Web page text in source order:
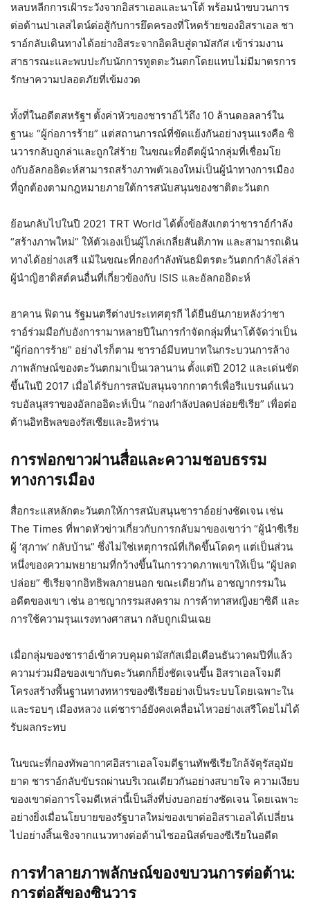
หลบหลีกการเฝ้าระวังจากอิสราเอลและนาโต้ พร้อมนำขบวนการ
ต่อต้านปาเลสไตน์ต่อสู้กับการยึดครองที่โหดร้ายของอิสราเอล ชา
ราอ์กลับเดินทางได้อย่างอิสระจากอิดลิบสู่ดามัสกัส เข้าร่วมงาน
สาธารณะและพบปะกับนักการทูตตะวันตกโดยแทบไม่มีมาตรการ
รักษาความปลอดภัยที่เข้มงวด
ทั้งที่ในอดีตสหรัฐฯ ตั้งค่าหัวของชาราอ์ไว้ถึง 10 ล้านดอลลาร์ใน
ฐานะ “ผู้ก่อการร้าย” แต่สถานการณ์ที่ขัดแย้งกันอย่างรุนแรงคือ ซิ
นวารกลับถูกล่าและถูกใส่ร้าย ในขณะที่อดีตผู้นำกลุ่มที่เชื่อมโย
งกับอัลกออิดะห์สามารถสร้างภาพตัวเองใหม่เป็นผู้นำทางการเมือง
ที่ถูกต้องตามกฎหมายภายใต้การสนับสนุนของชาติตะวันตก
ย้อนกลับไปในปี 2021 TRT World ได้ตั้งข้อสังเกตว่าชาราอ์กำลัง
“สร้างภาพใหม่” ให้ตัวเองเป็นผู้ไกล่เกลี่ยสันติภาพ และสามารถเดิน
ทางได้อย่างเสรี แม้ในขณะที่กองกำลังพันธมิตรตะวันตกกำลังไล่ล่า
ผู้นำญิฮาดิสต์คนอื่นที่เกี่ยวข้องกับ ISIS และอัลกออิดะห์
ฮาคาน ฟิดาน รัฐมนตรีต่างประเทศตุรกี ได้ยืนยันภายหลังว่าชา
ราอ์ร่วมมือกับอังการามาหลายปีในการกำจัดกลุ่มที่นาโต้จัดว่าเป็น
“ผู้ก่อการร้าย” อย่างไรก็ตาม ชาราอ์มีบทบาทในกระบวนการล้าง
ภาพลักษณ์ของตะวันตกมาเป็นเวลานาน ตั้งแต่ปี 2012 และเด่นชัด
ขึ้นในปี 2017 เมื่อได้รับการสนับสนุนจากกาตาร์เพื่อรีแบรนด์แนว
รบอัลนุสราของอัลกออิดะห์เป็น “กองกำลังปลดปล่อยซีเรีย” เพื่อต่อ
ต้านอิทธิพลของรัสเซียและอิหร่าน
การฟอกขาวผ่านสื่อและความชอบธรรม
ทางการเมือง
สื่อกระแสหลักตะวันตกให้การสนับสนุนชาราอ์อย่างชัดเจน เช่น
The Times ที่พาดหัวข่าวเกี่ยวกับการกลับมาของเขาว่า “ผู้นำซีเรีย
ผู้ ‘สุภาพ’ กลับบ้าน” ซึ่งไม่ใช่เหตุการณ์ที่เกิดขึ้นโดดๆ แต่เป็นส่วน
หนึ่งของความพยายามที่กว้างขึ้นในการวาดภาพเขาให้เป็น “ผู้ปลด
ปล่อย” ซีเรียจากอิทธิพลภายนอก ขณะเดียวกัน อาชญากรรมใน
อดีตของเขา เช่น อาชญากรรมสงคราม การค้าทาสหญิงยาซิดี และ
การใช้ความรุนแรงทางศาสนา กลับถูกเมินเฉย
เมื่อกลุ่มของชาราอ์เข้าควบคุมดามัสกัสเมื่อเดือนธันวาคมปีที่แล้ว
ความร่วมมือของเขากับตะวันตกก็ยิ่งชัดเจนขึ้น อิสราเอลโจมตี
โครงสร้างพื้นฐานทางทหารของซีเรียอย่างเป็นระบบโดยเฉพาะใน
และรอบๆ เมืองหลวง แต่ชาราอ์ยังคงเคลื่อนไหวอย่างเสรีโดยไม่ได้
รับผลกระทบ
ในขณะที่กองทัพอากาศอิสราเอลโจมตีฐานทัพซีเรียใกล้จัตุรัสอุมัย
ยาด ชาราอ์กลับขับรถผ่านบริเวณเดียวกันอย่างสบายใจ ความเงียบ
ของเขาต่อการโจมตีเหล่านี้เป็นสิ่งที่บ่งบอกอย่างชัดเจน โดยเฉพาะ
อย่างยิ่งเมื่อนโยบายของรัฐบาลใหม่ของเขาต่ออิสราเอลได้เปลี่ยน
ไปอย่างสิ้นเชิงจากแนวทางต่อต้านไซออนิสต์ของซีเรียในอดีต
การทำลายภาพลักษณ์ของขบวนการต่อต้าน:
การต่อสู้ของซินวาร